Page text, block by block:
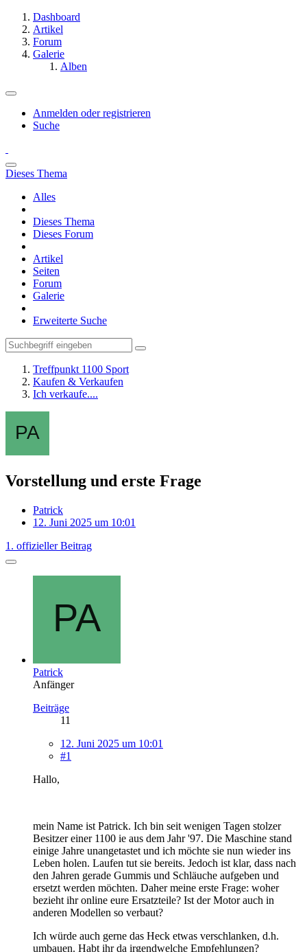
Dashboard
Artikel
Forum
Galerie
Alben
Anmelden oder registrieren
Suche
Dieses Thema
Alles
Dieses Thema
Dieses Forum
Artikel
Seiten
Forum
Galerie
Erweiterte Suche
Treffpunkt 1100 Sport
Kaufen & Verkaufen
Ich verkaufe....
Vorstellung und erste Frage
Patrick
12. Juni 2025 um 10:01
1. offizieller Beitrag
Patrick
Anfänger
Beiträge
11
12. Juni 2025 um 10:01
#1
Hallo,
mein Name ist Patrick. Ich bin seit wenigen Tagen stolzer
Besitzer einer 1100 ie aus dem Jahr '97. Die Maschine stand
einige Jahre unangetastet und ich möchte sie nun wieder ins
Leben holen. Laufen tut sie bereits. Jedoch ist klar, dass nach
den Jahren gerade Gummis und Schläuche aufgeben und
ersetzt werden möchten. Daher meine erste Frage: woher
bezieht ihr online eure Ersatzteile? Ist der Motor auch in
anderen Modellen so verbaut?
Ich würde auch gerne das Heck etwas verschlanken, d.h.
umbauen. Habt ihr da irgendwelche Empfehlungen?